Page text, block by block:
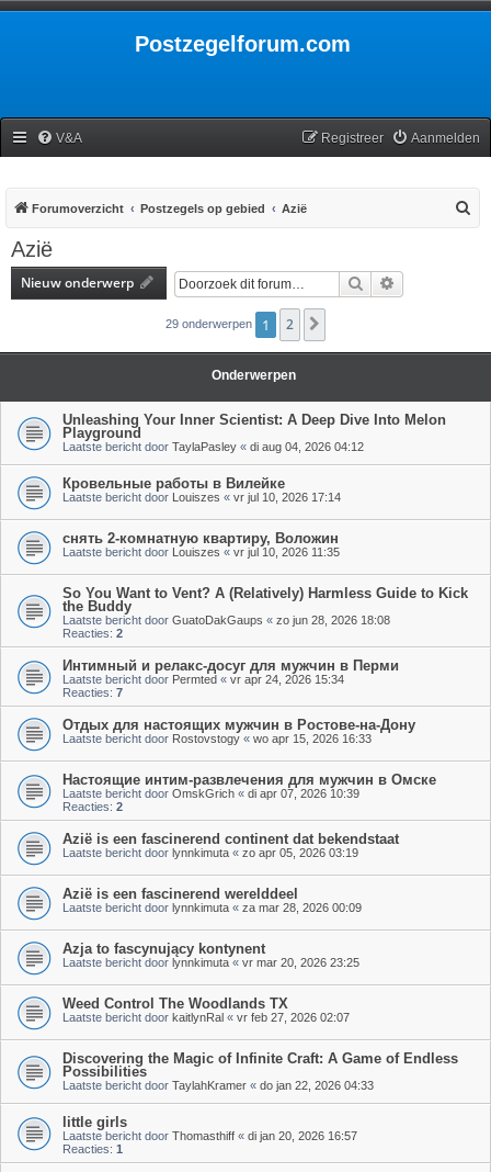
Postzegelforum.com
V&A Aanmelden
Registreer
Forumoverzicht Postzegels op gebied Azië
Azië
Nieuw onderwerp Zoek
29 onderwerpen 1 2
Onderwerpen
Unleashing Your Inner Scientist: A Deep Dive Into Melon
Playground
Laatste bericht door TaylaPasley « di aug 04, 2026 04:12
Кровельные работы в Вилейке
Laatste bericht door Louiszes « vr jul 10, 2026 17:14
снять 2-комнатную квартиру, Воложин
Laatste bericht door Louiszes « vr jul 10, 2026 11:35
So You Want to Vent? A (Relatively) Harmless Guide to Kick
the Buddy
Laatste bericht door GuatoDakGaups « zo jun 28, 2026 18:08
Reacties: 2
Интимный и релакс-досуг для мужчин в Перми
Laatste bericht door Permted « vr apr 24, 2026 15:34
Reacties: 7
Отдых для настоящих мужчин в Ростове-на-Дону
Laatste bericht door Rostovstogy « wo apr 15, 2026 16:33
Настоящие интим-развлечения для мужчин в Омске
Laatste bericht door OmskGrich « di apr 07, 2026 10:39
Reacties: 2
Azië is een fascinerend continent dat bekendstaat
Laatste bericht door lynnkimuta « zo apr 05, 2026 03:19
Azië is een fascinerend werelddeel
Laatste bericht door lynnkimuta « za mar 28, 2026 00:09
Azja to fascynujący kontynent
Laatste bericht door lynnkimuta « vr mar 20, 2026 23:25
Weed Control The Woodlands TX
Laatste bericht door kaitlynRal « vr feb 27, 2026 02:07
Discovering the Magic of Infinite Craft: A Game of Endless
Possibilities
Laatste bericht door TaylahKramer « do jan 22, 2026 04:33
little girls
Laatste bericht door Thomasthiff « di jan 20, 2026 16:57
Reacties: 1